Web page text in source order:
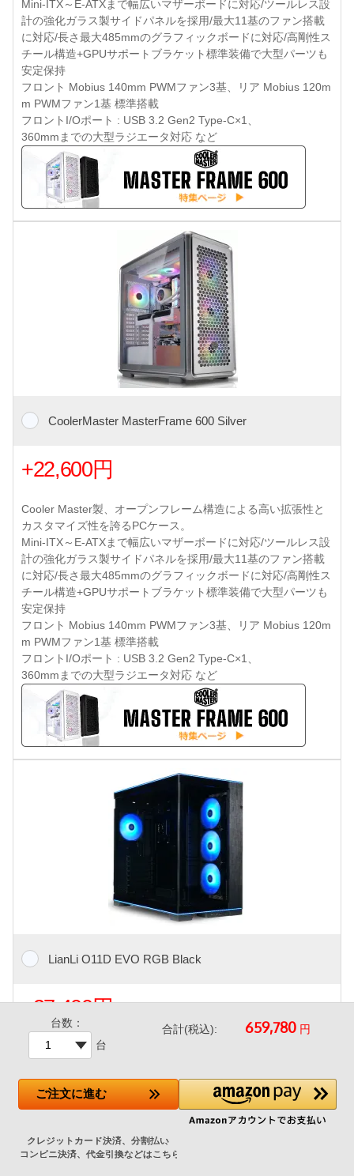
Mini-ITX～E-ATXまで幅広いマザーボードに対応/ツールレス設
計の強化ガラス製サイドパネルを採用/最大11基のファン搭載
に対応/長さ最大485mmのグラフィックボードに対応/高剛性ス
チール構造+GPUサポートブラケット標準装備で大型パーツも
安定保持
フロント Mobius 140mm PWMファン3基、リア Mobius 120m
m PWMファン1基 標準搭載
フロントI/Oポート : USB 3.2 Gen2 Type-C×1、
360mmまでの大型ラジエータ対応 など
CoolerMaster MasterFrame 600 Silver
+22,600円
Cooler Master製、オープンフレーム構造による高い拡張性と
カスタマイズ性を誇るPCケース。
Mini-ITX～E-ATXまで幅広いマザーボードに対応/ツールレス設
計の強化ガラス製サイドパネルを採用/最大11基のファン搭載
に対応/長さ最大485mmのグラフィックボードに対応/高剛性ス
チール構造+GPUサポートブラケット標準装備で大型パーツも
安定保持
フロント Mobius 140mm PWMファン3基、リア Mobius 120m
m PWMファン1基 標準搭載
フロントI/Oポート : USB 3.2 Gen2 Type-C×1、
360mmまでの大型ラジエータ対応 など
LianLi O11D EVO RGB Black
+27,400円
人気のピラーレスケース、ケース上下にL字形のRGBストリッ
メーカー標準ではケースファンが付属しないため、エアフロー
を考慮して当店でファンを追加した特別仕様モデルです。
120mm アドレサブルRGBファン 4基(フロント 3基 リア 1基)
台数：
台
合計(税込): 円
ご注文に進む